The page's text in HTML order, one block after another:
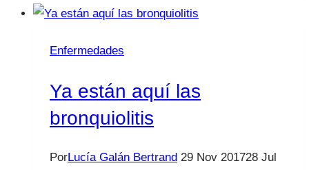
¿Qué
Enfermedades
Ya están aquí las
bronquiolitis
PorLucía Galán Bertrand 29 Nov 201728 Jul